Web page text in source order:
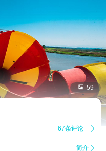
 59
67条评论 
简介 